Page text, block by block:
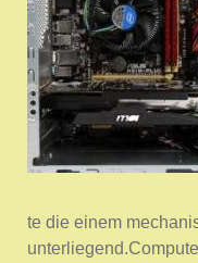
te die einem